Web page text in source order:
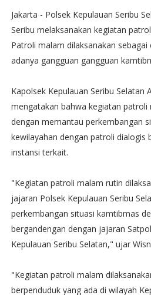
Jakarta - Polsek Kepulauan Seribu
Seribu melaksanakan kegiatan
Patroli malam dilaksanakan
adanya gangguan gangguan
Kapolsek Kepulauan Seribu Selatan
mengatakan bahwa kegiatan patroli
dengan memantau perkembangan
kewilayahan dengan patroli dialogis
instansi terkait.
"Kegiatan patroli malam rutin
jajaran Polsek Kepulauan Seribu
perkembangan situasi kamtibmas
bergandengan dengan jajaran
Kepulauan Seribu Selatan," ujar
"Kegiatan patroli malam
berpenduduk yang ada di wilayah